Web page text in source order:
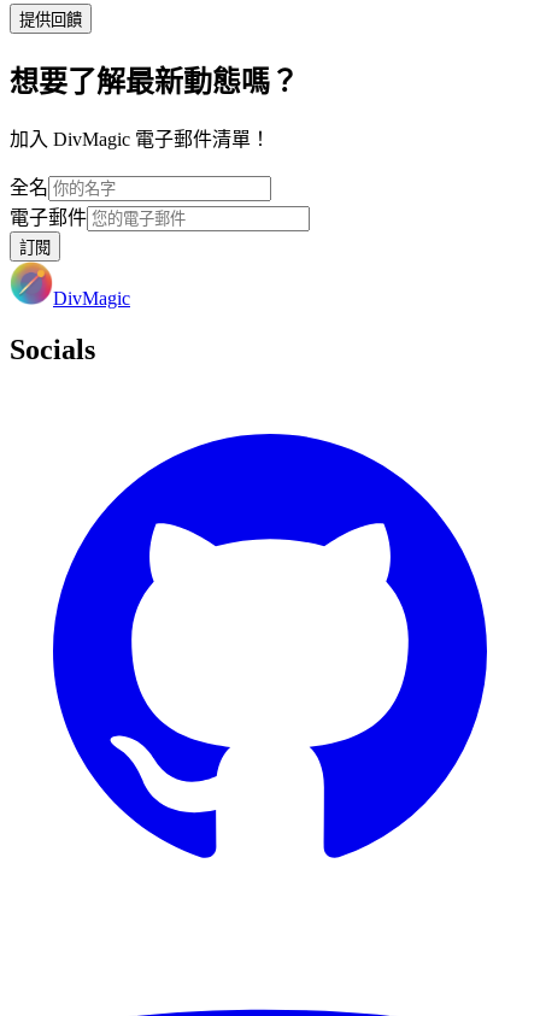
提供回饋
想要了解最新動態嗎？
加入 DivMagic 電子郵件清單！
全名
電子郵件
訂閱
DivMagic
Socials